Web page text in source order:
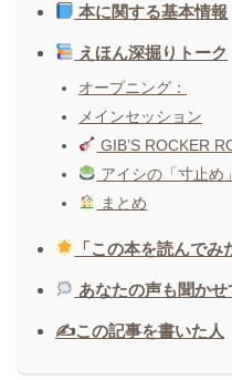
本に関する基本情報
えほん深掘りトーク
オープニング：
メインセッション
GIB’S ROCKER
アイシの「寸止め
まとめ
「この本を読んで
あなたの声も聞かせ
✍️この記事を書いた人